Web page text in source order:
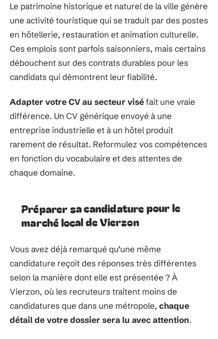
Le patrimoine historique et naturel de la ville génère
une activité touristique qui se traduit par des postes
en hôtellerie, restauration et animation culturelle.
Ces emplois sont parfois saisonniers, mais certains
débouchent sur des contrats durables pour les
candidats qui démontrent leur fiabilité.
Adapter votre CV au secteur viséfait une vraie
différence. Un CV générique envoyé à une
entreprise industrielle et à un hôtel produit
rarement de résultat. Reformulez vos compétences
en fonction du vocabulaire et des attentes de
chaque domaine.
Préparer sa candidature pour le
marché local de Vierzon
Vous avez déjà remarqué qu’une même
candidature reçoit des réponses très différentes
selon la manière dont elle est présentée ? À
Vierzon, où les recruteurs traitent moins de
candidatures que dans une métropole, chaque
détail de votre dossier sera lu avec attention.